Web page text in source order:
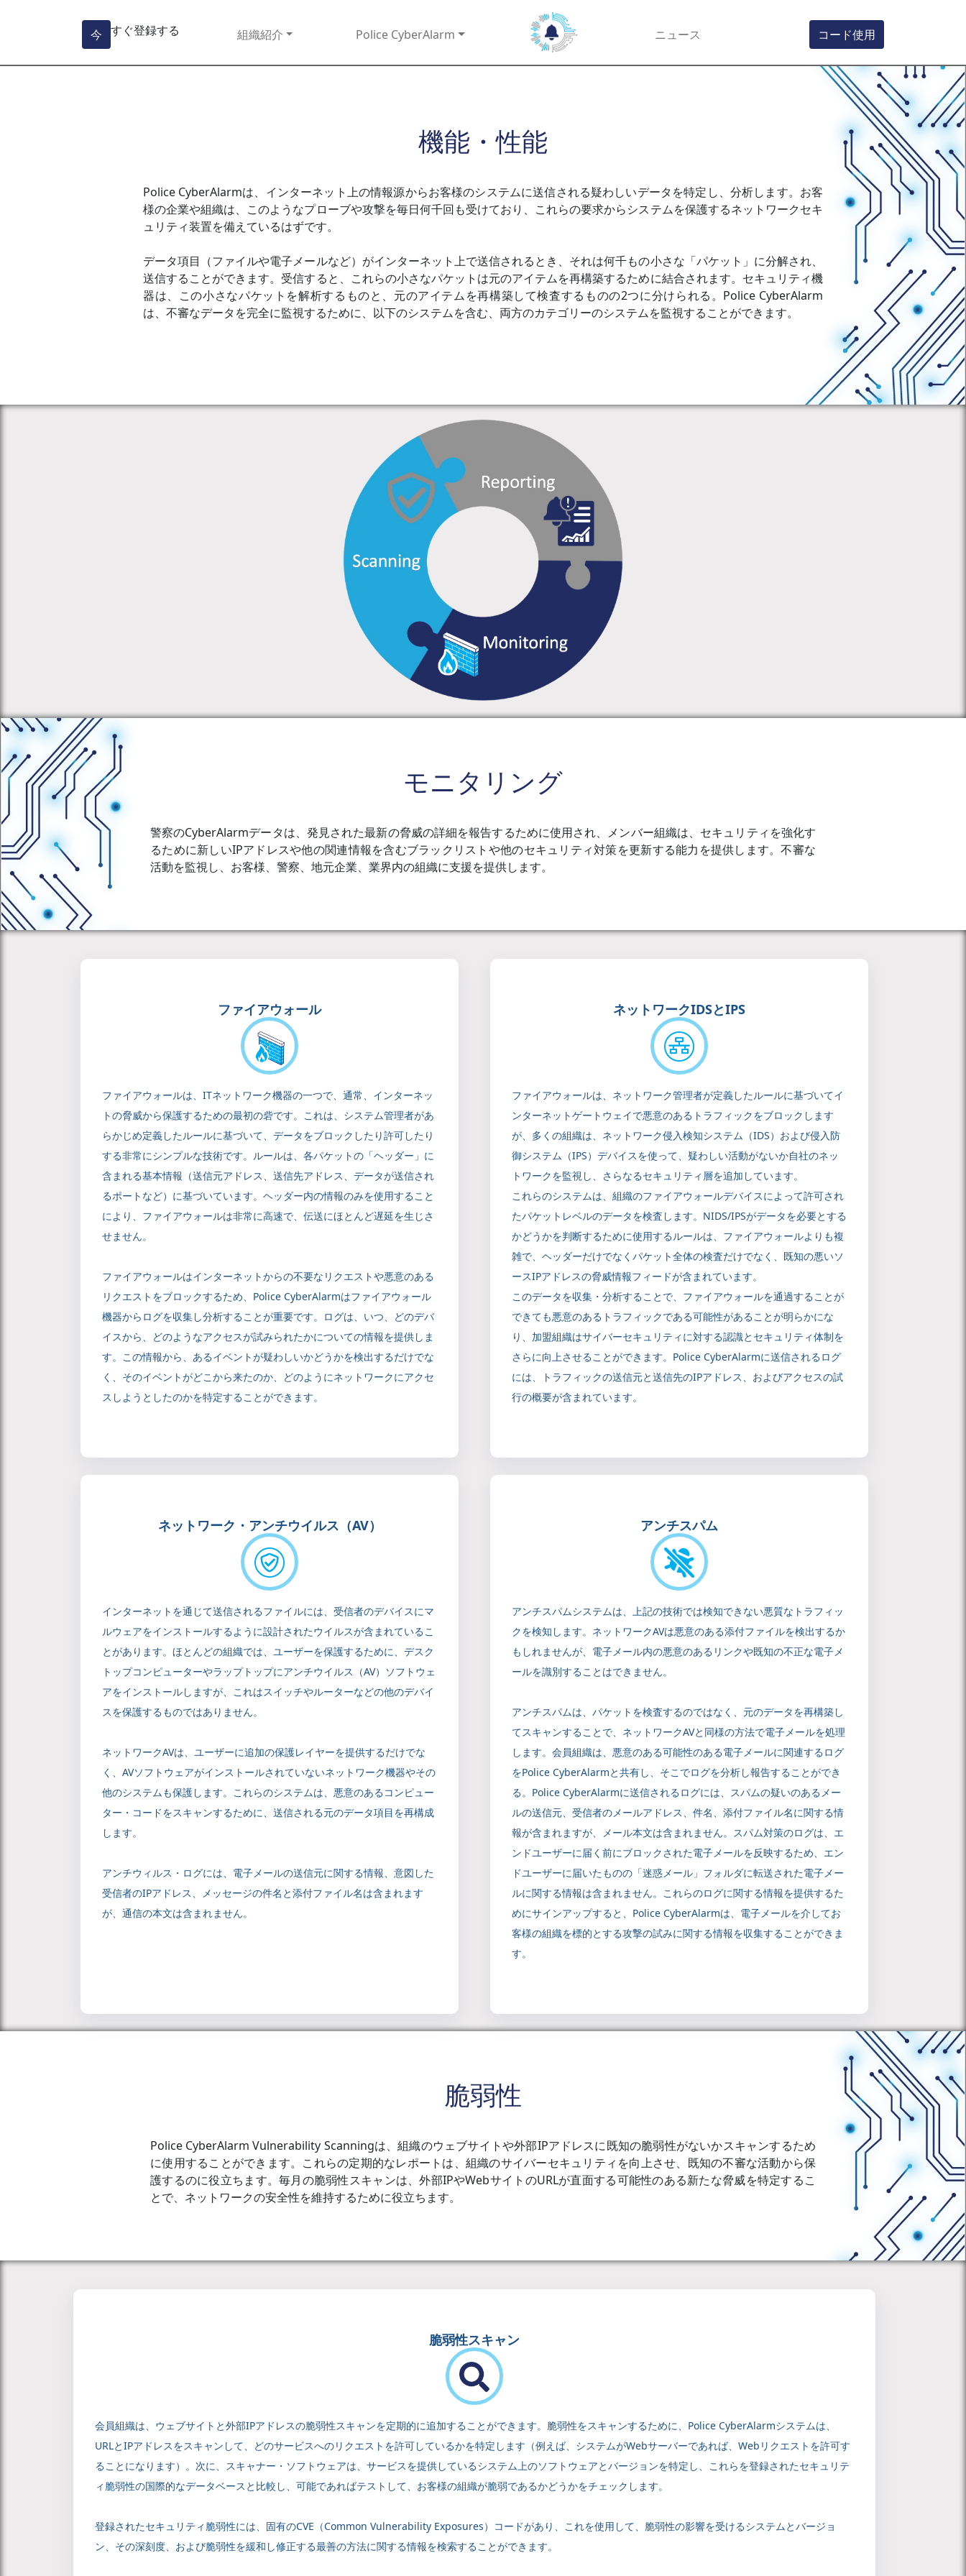
今 すぐ登録する 組織紹介 Police CyberAlarm ニュース コード使用
機能・性能
Police CyberAlarmは、インターネット上の情報源からお客様のシステムに送信される疑わしいデータを特定し、分析します。お客
様の企業や組織は、このようなプローブや攻撃を毎日何千回も受けており、これらの要求からシステムを保護するネットワークセキ
ュリティ装置を備えているはずです。
データ項目（ファイルや電子メールなど）がインターネット上で送信されるとき、それは何千もの小さな「パケット」に分解され、
送信することができます。受信すると、これらの小さなパケットは元のアイテムを再構築するために結合されます。セキュリティ機
器は、この小さなパケットを解析するものと、元のアイテムを再構築して検査するものの2つに分けられる。Police CyberAlarm
は、不審なデータを完全に監視するために、以下のシステムを含む、両方のカテゴリーのシステムを監視することができます。
モニタリング
警察のCyberAlarmデータは、発見された最新の脅威の詳細を報告するために使用され、メンバー組織は、セキュリティを強化す
るために新しいIPアドレスや他の関連情報を含むブラックリストや他のセキュリティ対策を更新する能力を提供します。不審な
活動を監視し、お客様、警察、地元企業、業界内の組織に支援を提供します。
ファイアウォール
ファイアウォールは、ITネットワーク機器の一つで、通常、インターネッ
トの脅威から保護するための最初の砦です。これは、システム管理者があ
らかじめ定義したルールに基づいて、データをブロックしたり許可したり
する非常にシンプルな技術です。ルールは、各パケットの「ヘッダー」に
含まれる基本情報（送信元アドレス、送信先アドレス、データが送信され
るポートなど）に基づいています。ヘッダー内の情報のみを使用すること
により、ファイアウォールは非常に高速で、伝送にほとんど遅延を生じさ
せません。
ファイアウォールはインターネットからの不要なリクエストや悪意のある
リクエストをブロックするため、Police CyberAlarmはファイアウォール
機器からログを収集し分析することが重要です。ログは、いつ、どのデバ
イスから、どのようなアクセスが試みられたかについての情報を提供しま
す。この情報から、あるイベントが疑わしいかどうかを検出するだけでな
く、そのイベントがどこから来たのか、どのようにネットワークにアクセ
スしようとしたのかを特定することができます。
ネットワークIDSとIPS
ファイアウォールは、ネットワーク管理者が定義したルールに基づいてイ
ンターネットゲートウェイで悪意のあるトラフィックをブロックします
が、多くの組織は、ネットワーク侵入検知システム（IDS）および侵入防
御システム（IPS）デバイスを使って、疑わしい活動がないか自社のネッ
トワークを監視し、さらなるセキュリティ層を追加しています。
これらのシステムは、組織のファイアウォールデバイスによって許可され
たパケットレベルのデータを検査します。NIDS/IPSがデータを必要とする
かどうかを判断するために使用するルールは、ファイアウォールよりも複
雑で、ヘッダーだけでなくパケット全体の検査だけでなく、既知の悪いソ
ースIPアドレスの脅威情報フィードが含まれています。
このデータを収集・分析することで、ファイアウォールを通過することが
できても悪意のあるトラフィックである可能性があることが明らかにな
り、加盟組織はサイバーセキュリティに対する認識とセキュリティ体制を
さらに向上させることができます。Police CyberAlarmに送信されるログ
には、トラフィックの送信元と送信先のIPアドレス、およびアクセスの試
行の概要が含まれています。
ネットワーク・アンチウイルス（AV）
インターネットを通じて送信されるファイルには、受信者のデバイスにマ
ルウェアをインストールするように設計されたウイルスが含まれているこ
とがあります。ほとんどの組織では、ユーザーを保護するために、デスク
トップコンピューターやラップトップにアンチウイルス（AV）ソフトウェ
アをインストールしますが、これはスイッチやルーターなどの他のデバイ
スを保護するものではありません。
ネットワークAVは、ユーザーに追加の保護レイヤーを提供するだけでな
く、AVソフトウェアがインストールされていないネットワーク機器やその
他のシステムも保護します。これらのシステムは、悪意のあるコンピュー
ター・コードをスキャンするために、送信される元のデータ項目を再構成
します。
アンチウィルス・ログには、電子メールの送信元に関する情報、意図した
受信者のIPアドレス、メッセージの件名と添付ファイル名は含まれます
が、通信の本文は含まれません。
アンチスパム
アンチスパムシステムは、上記の技術では検知できない悪質なトラフィッ
クを検知します。ネットワークAVは悪意のある添付ファイルを検出するか
もしれませんが、電子メール内の悪意のあるリンクや既知の不正な電子メ
ールを識別することはできません。
アンチスパムは、パケットを検査するのではなく、元のデータを再構築し
てスキャンすることで、ネットワークAVと同様の方法で電子メールを処理
します。会員組織は、悪意のある可能性のある電子メールに関連するログ
をPolice CyberAlarmと共有し、そこでログを分析し報告することができ
る。Police CyberAlarmに送信されるログには、スパムの疑いのあるメー
ルの送信元、受信者のメールアドレス、件名、添付ファイル名に関する情
報が含まれますが、メール本文は含まれません。スパム対策のログは、エ
ンドユーザーに届く前にブロックされた電子メールを反映するため、エン
ドユーザーに届いたものの「迷惑メール」フォルダに転送された電子メー
ルに関する情報は含まれません。これらのログに関する情報を提供するた
めにサインアップすると、Police CyberAlarmは、電子メールを介してお
客様の組織を標的とする攻撃の試みに関する情報を収集することができま
す。
脆弱性
Police CyberAlarm Vulnerability Scanningは、組織のウェブサイトや外部IPアドレスに既知の脆弱性がないかスキャンするため
に使用することができます。これらの定期的なレポートは、組織のサイバーセキュリティを向上させ、既知の不審な活動から保
護するのに役立ちます。毎月の脆弱性スキャンは、外部IPやWebサイトのURLが直面する可能性のある新たな脅威を特定するこ
とで、ネットワークの安全性を維持するために役立ちます。
脆弱性スキャン
会員組織は、ウェブサイトと外部IPアドレスの脆弱性スキャンを定期的に追加することができます。脆弱性をスキャンするために、Police CyberAlarmシステムは、
URLとIPアドレスをスキャンして、どのサービスへのリクエストを許可しているかを特定します（例えば、システムがWebサーバーであれば、Webリクエストを許可す
ることになります）。次に、スキャナー・ソフトウェアは、サービスを提供しているシステム上のソフトウェアとバージョンを特定し、これらを登録されたセキュリテ
ィ脆弱性の国際的なデータベースと比較し、可能であればテストして、お客様の組織が脆弱であるかどうかをチェックします。
登録されたセキュリティ脆弱性には、固有のCVE（Common Vulnerability Exposures）コードがあり、これを使用して、脆弱性の影響を受けるシステムとバージョ
ン、その深刻度、および脆弱性を緩和し修正する最善の方法に関する情報を検索することができます。